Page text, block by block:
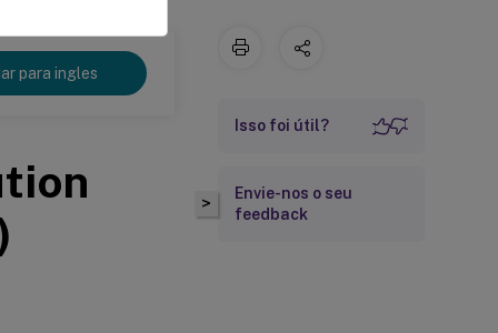
para ingles
>
Isso foi útil?
Envie-nos o seu
feedback